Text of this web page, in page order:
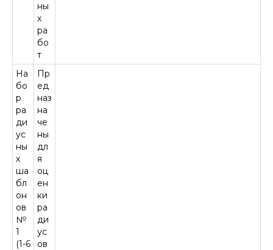
ны
х
ра
бо
т
На
бо
р
ра
ди
ус
ны
х
ша
бл
он
ов
№
1
(1-6
Пр
ед
наз
на
че
ны
дл
я
оц
ен
ки
ра
ди
ус
ов